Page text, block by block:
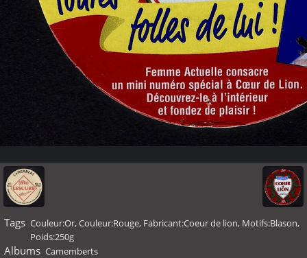
Tags Couleur:Or,Couleur:Rouge, Fabricant:Coeur de lion, Motifs:Blason,
Poids:250g
Albums Camemberts